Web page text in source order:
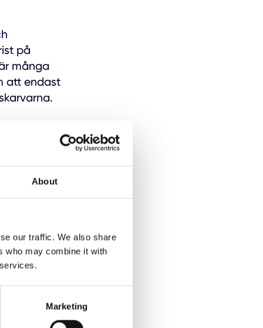
About
our traffic. We also share
who may combine it with
Marketing
på
många
att endast
Om
ordentligt